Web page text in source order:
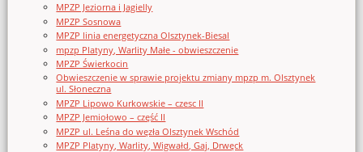
MPZP Jeziorna i Jagielly
MPZP Sosnowa
MPZP linia energetyczna Olsztynek-Biesal
mpzp Platyny, Warlity Małe - obwieszczenie
MPZP Świerkocin
Obwieszczenie w sprawie projektu zmiany mpzp m. Olsztynek
ul. Słoneczna
MPZP Lipowo Kurkowskie – czesc II
MPZP Jemiołowo – część II
MPZP ul. Leśna do węzła Olsztynek Wschód
MPZP Platyny, Warlity, Wigwałd, Gaj, Drwęck